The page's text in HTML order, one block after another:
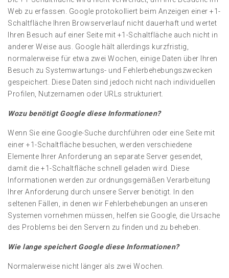
Web zu erfassen. Google protokolliert beim Anzeigen einer +1-
Schaltfläche Ihren Browserverlauf nicht dauerhaft und wertet
Ihren Besuch auf einer Seite mit +1-Schaltfläche auch nicht in
anderer Weise aus. Google hält allerdings kurzfristig,
normalerweise für etwa zwei Wochen, einige Daten über Ihren
Besuch zu Systemwartungs- und Fehlerbehebungszwecken
gespeichert. Diese Daten sind jedoch nicht nach individuellen
Profilen, Nutzernamen oder URLs strukturiert.
Wozu benötigt Google diese Informationen?
Wenn Sie eine Google-Suche durchführen oder eine Seite mit
einer +1-Schaltfläche besuchen, werden verschiedene
Elemente Ihrer Anforderung an separate Server gesendet,
damit die +1-Schaltfläche schnell geladen wird. Diese
Informationen werden zur ordnungsgemäßen Verarbeitung
Ihrer Anforderung durch unsere Server benötigt. In den
seltenen Fällen, in denen wir Fehlerbehebungen an unseren
Systemen vornehmen müssen, helfen sie Google, die Ursache
des Problems bei den Servern zu finden und zu beheben.
Wie lange speichert Google diese Informationen?
Normalerweise nicht länger als zwei Wochen.